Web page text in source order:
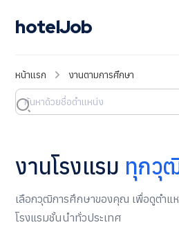
hotelJob
หน้าแรก งานตามการศึกษา
งานโรงแรม ทุกวุ
เลือกวุฒิการศึกษาของคุณ เพื่อดูตำแ
โรงแรมชั้นนำทั่วประเทศ